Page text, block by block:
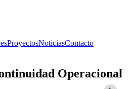
ProyectosNoticiasContacto
Operacional